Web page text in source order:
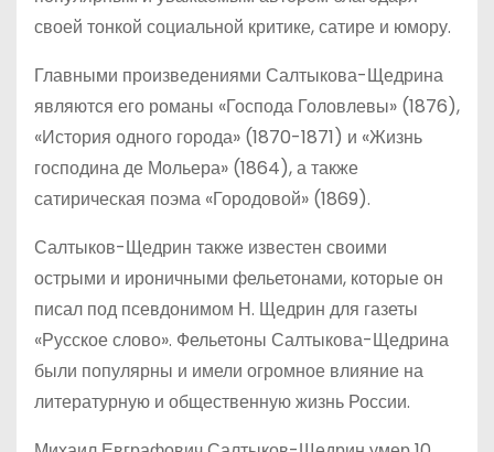
своей тонкой социальной критике, сатире и юмору.
Главными произведениями Салтыкова-Щедрина
являются его романы «Господа Головлевы» (1876),
«История одного города» (1870-1871) и «Жизнь
господина де Мольера» (1864), а также
сатирическая поэма «Городовой» (1869).
Салтыков-Щедрин также известен своими
острыми и ироничными фельетонами, которые он
писал под псевдонимом Н. Щедрин для газеты
«Русское слово». Фельетоны Салтыкова-Щедрина
были популярны и имели огромное влияние на
литературную и общественную жизнь России.